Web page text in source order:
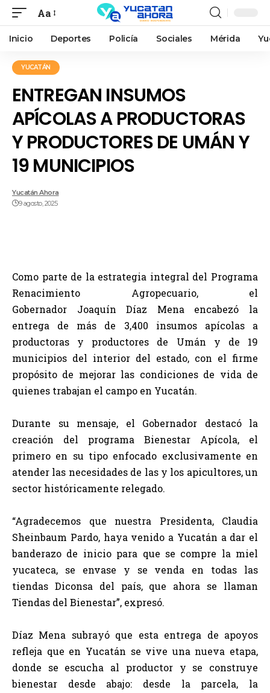
Aa
Inicio Deportes Policía Sociales Mérida
YUCATÁN
ENTREGAN INSUMOS
APÍCOLAS A PRODUCTORAS
Y PRODUCTORES DE UMÁN Y
19 MUNICIPIOS
Yucatán Ahora
9 agosto, 2025
Como parte de la estrategia integral del Programa
Renacimiento Agropecuario, el
Gobernador Joaquín Díaz Mena encabezó la
entrega de más de 3,400 insumos apícolas a
productoras y productores de Umán y de 19
municipios del interior del estado, con el firme
propósito de mejorar las condiciones de vida de
quienes trabajan el campo en Yucatán.
Durante su mensaje, el Gobernador destacó la
creación del programa Bienestar Apícola, el
primero en su tipo enfocado exclusivamente en
atender las necesidades de las y los apicultores, un
sector históricamente relegado.
“Agradecemos que nuestra Presidenta, Claudia
Sheinbaum Pardo, haya venido a Yucatán a dar el
banderazo de inicio para que se compre la miel
yucateca, se envase y se venda en todas las
tiendas Diconsa del país, que ahora se llaman
Tiendas del Bienestar”, expresó.
Díaz Mena subrayó que esta entrega de apoyos
refleja que en Yucatán se vive una nueva etapa,
donde se escucha al productor y se construye
bienestar desde abajo: desde la parcela, la